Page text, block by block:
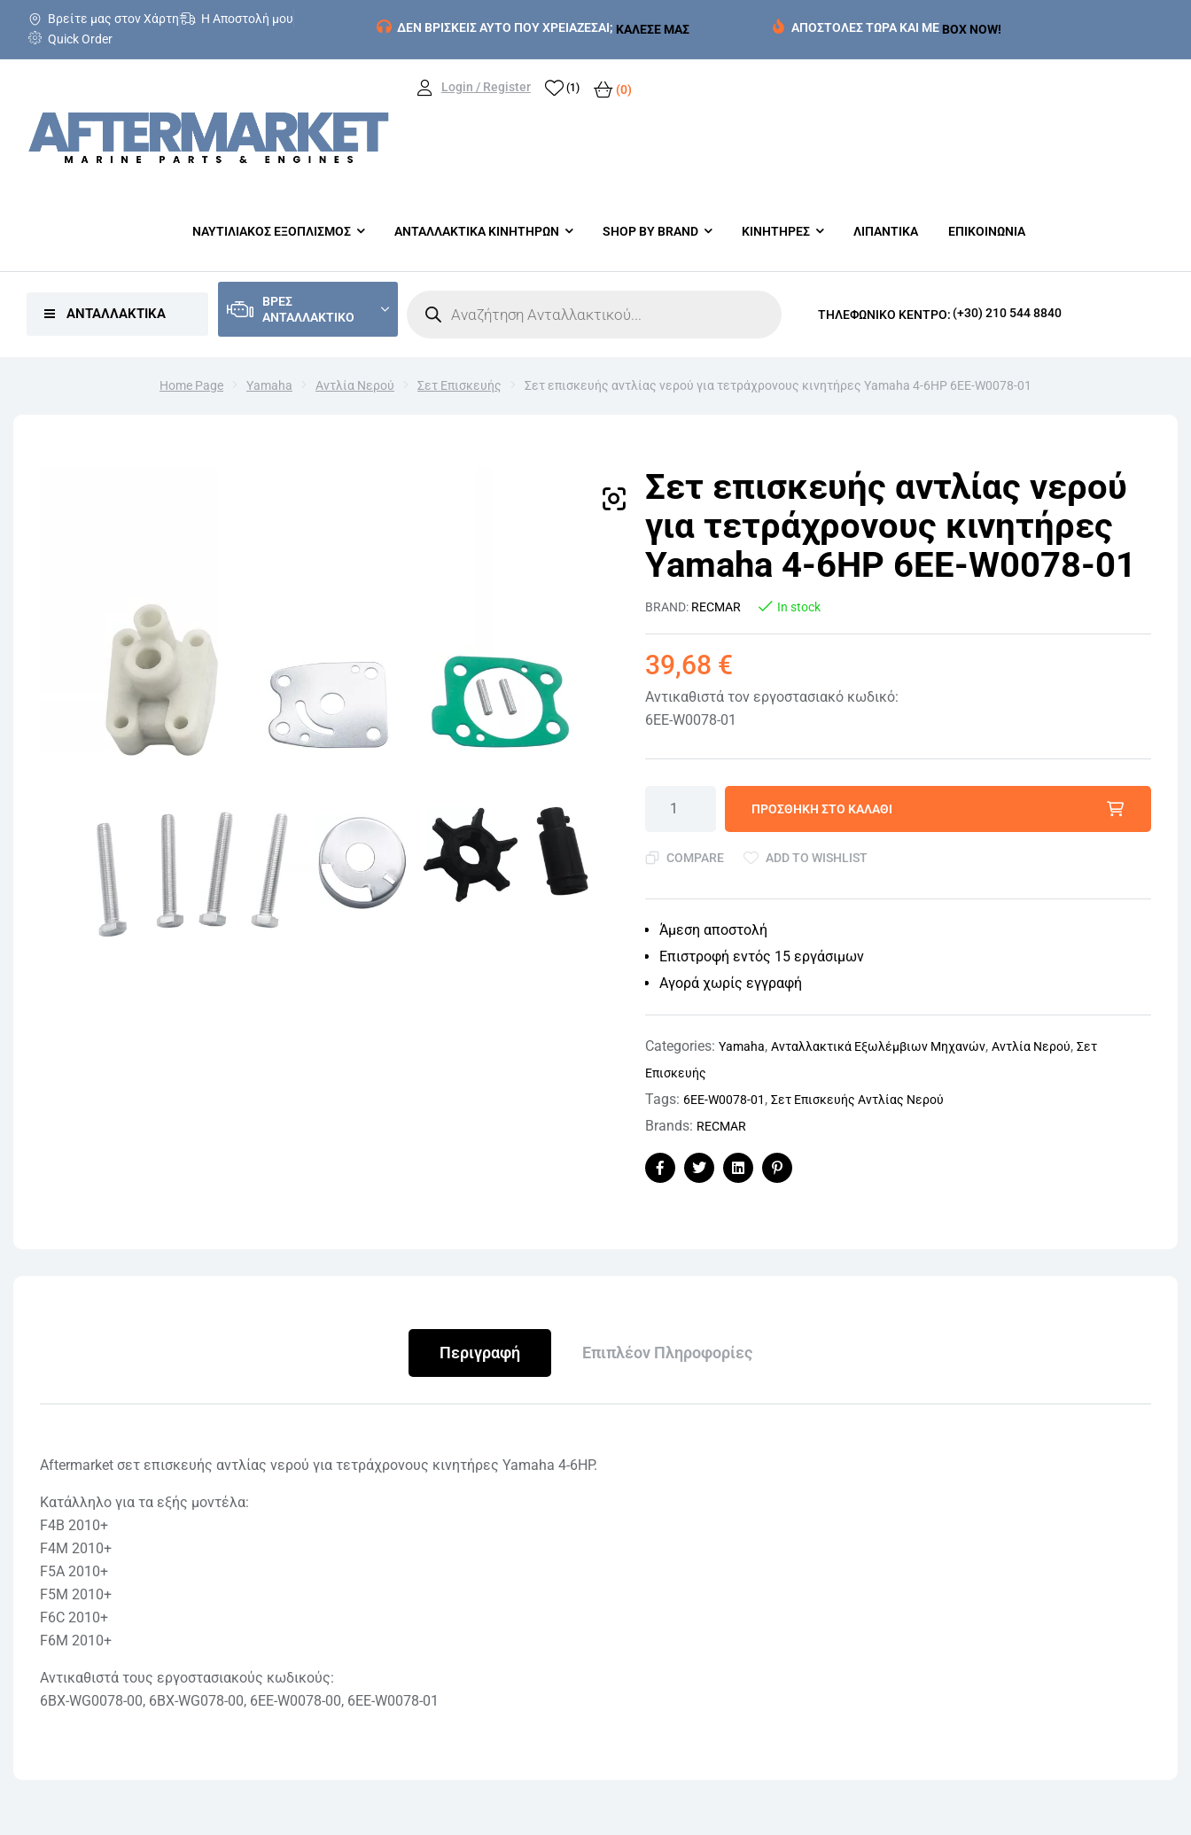
Βρείτε μας στον Χάρτη
Η Αποστολή μου
Quick Order
ΔΕΝ ΒΡΙΣΚΕΙΣ ΑΥΤΟ ΠΟΥ ΧΡΕΙΑΖΕΣΑΙ; ΚΑΛΕΣΕ ΜΑΣ ΑΠΟΣΤΟΛΕΣ ΤΩΡΑ ΚΑΙ ΜΕ BOX NOW!
ΝΑΥΤΙΛΙΑΚΟΣ ΕΞΟΠΛΙΣΜΟΣ ΑΝΤΑΛΛΑΚΤΙΚΑ ΚΙΝΗΤΗΡΩΝ SHOP BY BRAND ΚΙΝΗΤΗΡΕΣ ΛΙΠΑΝΤΙΚΑ ΕΠΙΚΟΙΝΩΝΙΑ
Login / Register (1) (0)
ΑΝΤΑΛΛΑΚΤΙΚΑ
ΒΡΕΣ
ΑΝΤΑΛΛΑΚΤΙΚΟ
ΤΗΛΕΦΩΝΙΚΌ ΚΈΝΤΡΟ: (+30) 210 544 8840
Home Page Yamaha Αντλία Νερού Σετ Επισκευής Σετ επισκευής αντλίας νερού για τετράχρονους κινητήρες Yamaha 4-6HP 6EE-W0078-01
Σετ επισκευής αντλίας νερού
για τετράχρονους κινητήρες
Yamaha 4-6HP 6EE-W0078-01
BRAND: RECMAR In stock
39,68 €
Αντικαθιστά τον εργοστασιακό κωδικό:
6EE-W0078-01
ΠΡΟΣΘΉΚΗ ΣΤΟ ΚΑΛΆΘΙ
COMPARE ADD TO WISHLIST
Άμεση αποστολή
Επιστροφή εντός 15 εργάσιμων
Αγορά χωρίς εγγραφή
Categories:Yamaha,Ανταλλακτικά Εξωλέμβιων Μηχανών,Αντλία Νερού,Σετ
Επισκευής
Tags: 6EE-W0078-01 ,Σετ Επισκευής Αντλίας Νερού
Brands: RECMAR
FacebookTwitterLinkedinPinterest
Περιγραφή Επιπλέον Πληροφορίες
Aftermarket σετ επισκευής αντλίας νερού για τετράχρονους κινητήρες Yamaha 4-6HP.
Κατάλληλο για τα εξής μοντέλα:
F4B 2010+
F4M 2010+
F5A 2010+
F5M 2010+
F6C 2010+
F6M 2010+
Αντικαθιστά τους εργοστασιακούς κωδικούς:
6BX-WG0078-00, 6BX-WG078-00, 6EE-W0078-00, 6EE-W0078-01